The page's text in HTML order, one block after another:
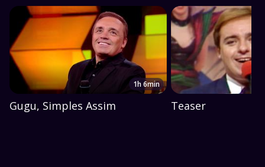
1h 6min
Gugu, Simples Assim Teaser